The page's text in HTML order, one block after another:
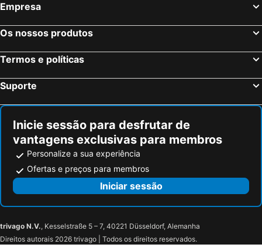
Empresa
Os nossos produtos
Termos e políticas
Suporte
Inicie sessão para desfrutar de
vantagens exclusivas para membros
Personalize a sua experiência
Ofertas e preços para membros
Iniciar sessão
trivago N.V., Kesselstraße 5 – 7, 40221 Düsseldorf, Alemanha
Direitos autorais 2026 trivago | Todos os direitos reservados.